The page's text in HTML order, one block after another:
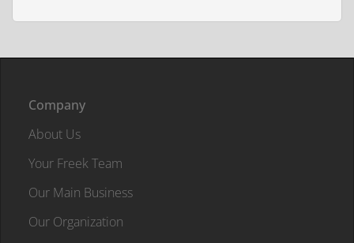
Company
About Us
Your Freek Team
Our Main Business
Our Organization